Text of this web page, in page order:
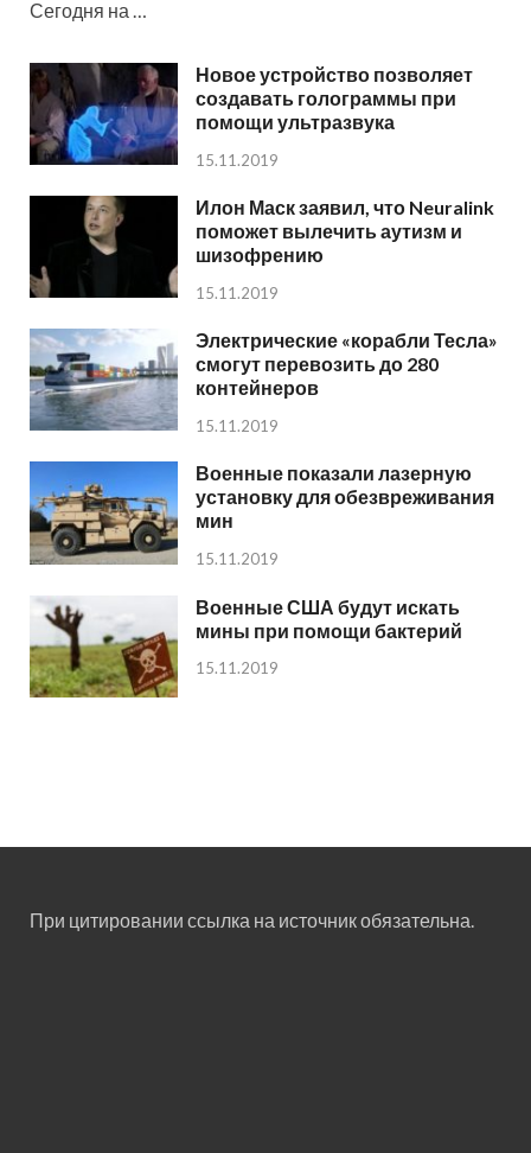
Сегодня на …
Новое устройство позволяет
создавать голограммы при
помощи ультразвука
15.11.2019
Илон Маск заявил, что Neuralink
поможет вылечить аутизм и
шизофрению
15.11.2019
Электрические «корабли Тесла»
смогут перевозить до 280
контейнеров
15.11.2019
Военные показали лазерную
установку для обезвреживания
мин
15.11.2019
Военные США будут искать
мины при помощи бактерий
15.11.2019
При цитировании ссылка на источник обязательна.